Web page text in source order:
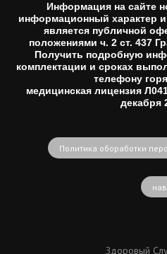
Информация на сайте
информационный характер
является публичной
положениями ч. 2 ст. 437
Получить подробную
комплектации и сроках
телефону
медицинская лицензия
декабря
Политика обоработки
Здоровый